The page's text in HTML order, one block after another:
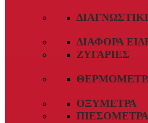
ΔΙΆΦΟΡΑ
ΖΥΓΑΡΙΈΣ
ΟΞΎΜΕΤΡΑ
ΠΙΕΣΌΜΕΤΡΑ